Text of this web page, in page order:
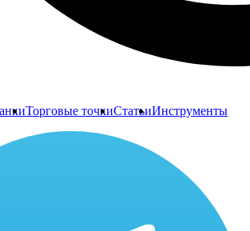
Торговые точкиСтатьиИнструменты